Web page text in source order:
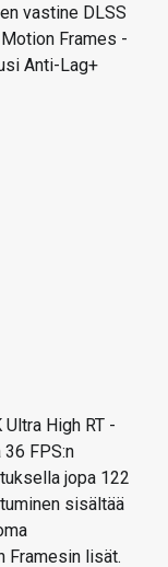
vastine DLSS
Frames -
Anti-Lag+
High RT -
FPS:n
jopa 122
sisältää
Framesin lisät.